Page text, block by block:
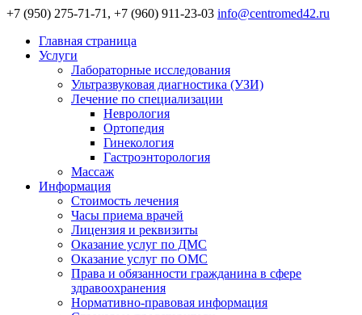
+7 (950) 275-71-71, +7 (960) 911-23-03 info@centromed42.ru
Главная страница
Услуги
Лабораторные исследования
Ультразвуковая диагностика (УЗИ)
Лечение по специализации
Неврология
Ортопедия
Гинекология
Гастроэнторология
Массаж
Информация
Стоимость лечения
Часы приема врачей
Лицензия и реквизиты
Оказание услуг по ДМС
Оказание услуг по ОМС
Права и обязанности гражданина в сфере
здравоохранения
Нормативно-правовая информация